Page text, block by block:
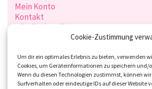
Cookie-Zustimmung
Um dir ein optimales Erlebnis zu bieten, verwenden
Cookies, um Geräteinformationen zu speichern und/
Wenn du diesen Technologien zustimmst, können
Surfverhalten oder eindeutige IDs auf dieser Website
Mein Konto
Kontakt
Händlerkonditionen
Zahlungsarten